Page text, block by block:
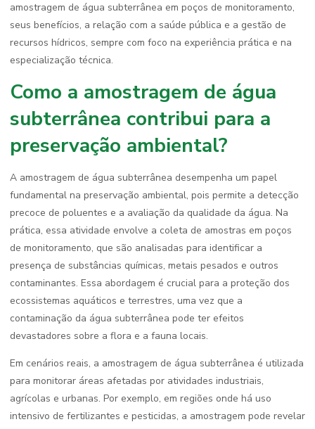
amostragem de água subterrânea em poços de monitoramento,
seus benefícios, a relação com a saúde pública e a gestão de
recursos hídricos, sempre com foco na experiência prática e na
especialização técnica.
Como a amostragem de água
subterrânea contribui para a
preservação ambiental?
A amostragem de água subterrânea desempenha um papel
fundamental na preservação ambiental, pois permite a detecção
precoce de poluentes e a avaliação da qualidade da água. Na
prática, essa atividade envolve a coleta de amostras em poços
de monitoramento, que são analisadas para identificar a
presença de substâncias químicas, metais pesados e outros
contaminantes. Essa abordagem é crucial para a proteção dos
ecossistemas aquáticos e terrestres, uma vez que a
contaminação da água subterrânea pode ter efeitos
devastadores sobre a flora e a fauna locais.
Em cenários reais, a amostragem de água subterrânea é utilizada
para monitorar áreas afetadas por atividades industriais,
agrícolas e urbanas. Por exemplo, em regiões onde há uso
intensivo de fertilizantes e pesticidas, a amostragem pode revelar